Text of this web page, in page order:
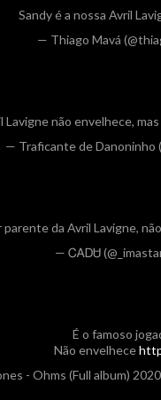
Sandy é a nossa Avril
— Thiago Mavá
Lavigne não envelhece,
— Traficante de Danoninho
da Avril Lavigne,
— ᏟᎪᎠᏌ
É o famoso
Não envelhece
- Ohms (Full album)